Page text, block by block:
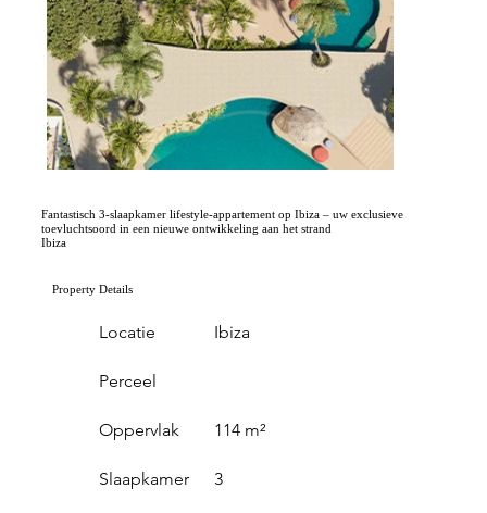
Fantastisch 3-slaapkamer lifestyle-appartement op Ibiza – uw exclusieve
toevluchtsoord in een nieuwe ontwikkeling aan het strand
Ibiza
Property Details
Locatie
Perceel
Oppervlak
Ibiza
114 m²
Slaapkamer 3